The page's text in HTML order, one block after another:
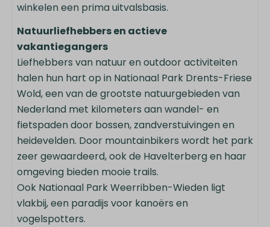
winkelen een prima uitvalsbasis.
Natuurliefhebbers en actieve
vakantiegangers
Liefhebbers van natuur en outdoor activiteiten
halen hun hart op in Nationaal Park Drents-Friese
Wold, een van de grootste natuurgebieden van
Nederland met kilometers aan wandel- en
fietspaden door bossen, zandverstuivingen en
heidevelden. Door mountainbikers wordt het park
zeer gewaardeerd, ook de Havelterberg en haar
omgeving bieden mooie trails.
Ook Nationaal Park Weerribben-Wieden ligt
vlakbij, een paradijs voor kanoërs en
vogelspotters.